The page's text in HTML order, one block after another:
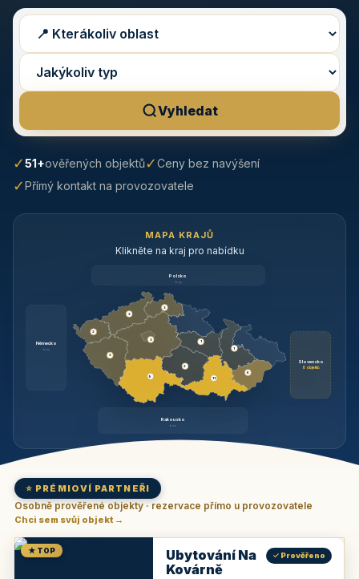
Vyhledat
✓51+ověřených objektů✓Ceny bez navýšení
✓Přímý kontakt na provozovatele
MAPA KRAJŮ
Klikněte na kraj pro nabídku
Polsko
brzy
Německo
brzy
Slovensko
6 objektů
Rakousko
brzy
3
9
3
3
3
3
1
2
11
1
6
⭐ PRÉMIOVÍ PARTNEŘI
Osobně prověřené objekty · rezervace přímo u provozovatele
Chci sem svůj objekt →
★ TOP
Ubytování Na
Kovárně
✓ Prověřeno